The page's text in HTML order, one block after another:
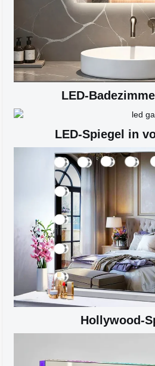
LED-
LED-Spiegel in
Hollywood-